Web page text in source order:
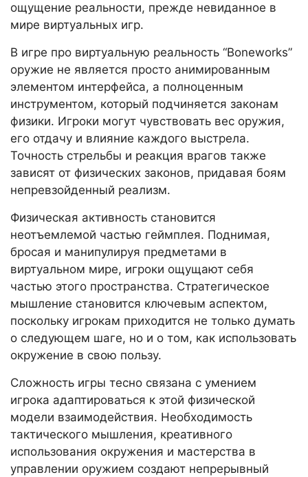
ощущение реальности, прежде невиданное в
мире виртуальных игр.
В игре про виртуальную реальность “Boneworks”
оружие не является просто анимированным
элементом интерфейса, а полноценным
инструментом, который подчиняется законам
физики. Игроки могут чувствовать вес оружия,
его отдачу и влияние каждого выстрела.
Точность стрельбы и реакция врагов также
зависят от физических законов, придавая боям
непревзойденный реализм.
Физическая активность становится
неотъемлемой частью геймплея. Поднимая,
бросая и манипулируя предметами в
виртуальном мире, игроки ощущают себя
частью этого пространства. Стратегическое
мышление становится ключевым аспектом,
поскольку игрокам приходится не только думать
о следующем шаге, но и о том, как использовать
окружение в свою пользу.
Сложность игры тесно связана с умением
игрока адаптироваться к этой физической
модели взаимодействия. Необходимость
тактического мышления, креативного
использования окружения и мастерства в
управлении оружием создают непрерывный